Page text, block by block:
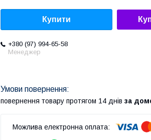
Купити
+380 (97) 994-65-58
Менеджер
повернення товару протягом 14 днів за